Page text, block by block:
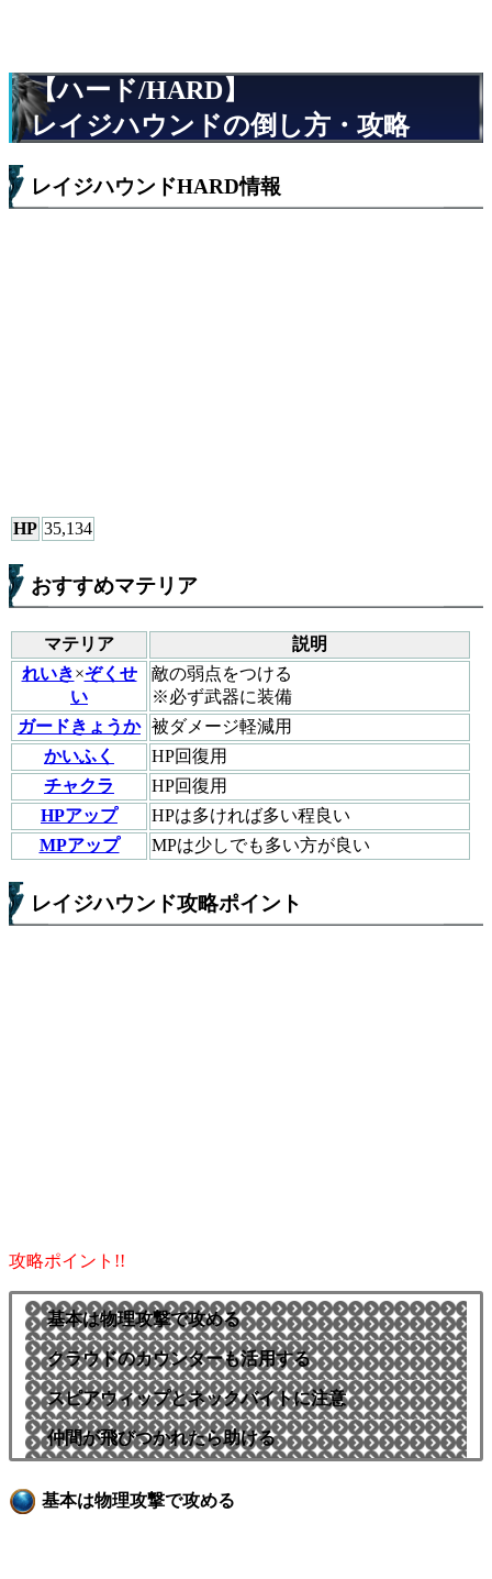
【ハード/HARD】
レイジハウンドの倒し方・攻略
レイジハウンドHARD情報
HP 35,134
おすすめマテリア
マテリア
説明
れいき×ぞくせ
い
敵の弱点をつける
※必ず武器に装備
ガードきょうか 被ダメージ軽減用
かいふく
HP回復用
チャクラ
HP回復用
HPアップ
HPは多ければ多い程良い
MPアップ
MPは少しでも多い方が良い
レイジハウンド攻略ポイント
攻略ポイント!!
基本は物理攻撃で攻める
クラウドのカウンターも活用する
スピアウィップとネックバイトに注意
仲間が飛びつかれたら助ける
基本は物理攻撃で攻める